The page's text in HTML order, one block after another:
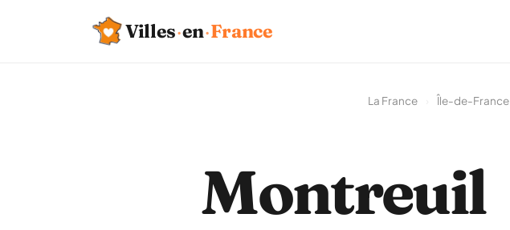
Villes·en·France
La France Île-de-France
Montreuil